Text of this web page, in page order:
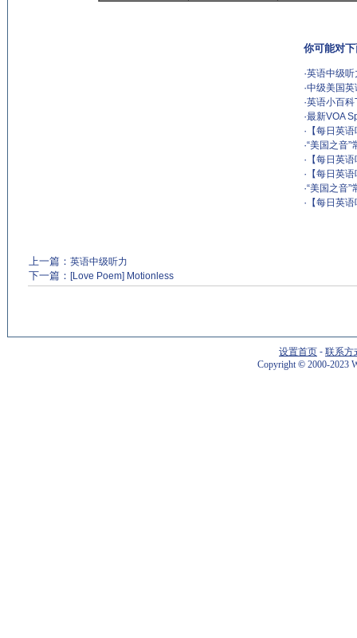
你可能对
·英语中级听
·中级美国
·英语小百
·最新VOA
· 【每日英
·“美国之音”
· 【每日英
· 【每日英
·“美国之音”
· 【每日英
上一篇： 英语中级听力
下一篇： [Love Poem] Motionless
设置首页 - 联系方
Copyright©2000-2023